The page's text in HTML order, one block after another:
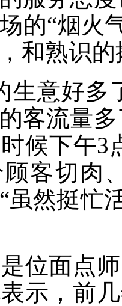
的“烟火
和熟识
意好多了
客流量
候下午3
客切肉
虽然挺忙
面点师
示，前